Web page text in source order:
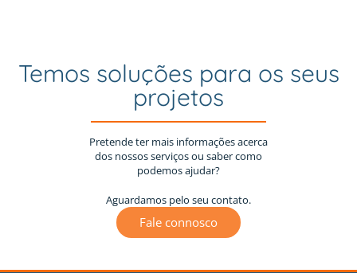
Temos soluções para os seus
projetos
Pretende ter mais informações acerca
dos nossos serviços ou saber como
podemos ajudar?
Aguardamos pelo seu contato.
Fale connosco